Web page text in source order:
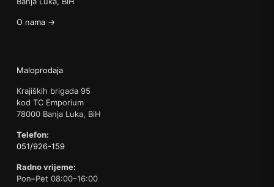
O nama →
Maloprodaja
Krajiških brigada 95
kod TC Emporium
78000 Banja Luka, BiH
Telefon:
051/926-159
Radno vrijeme:
Pon–Pet 08:00–16:00